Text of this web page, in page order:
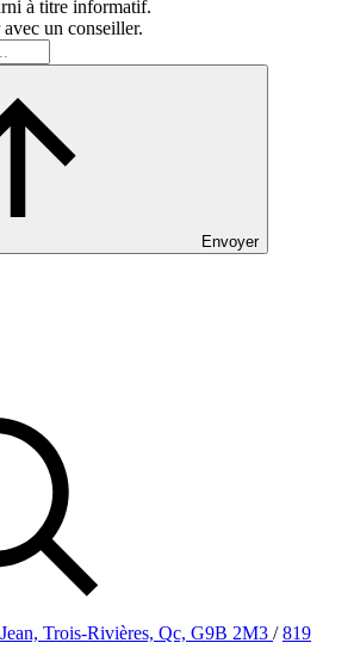
à titre informatif.
un conseiller.
Envoyer
Trois-Rivières, Qc, G9B 2M3 / 819